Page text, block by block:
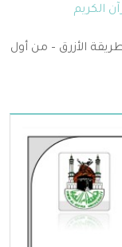
الكريم
الأزرق – من أول